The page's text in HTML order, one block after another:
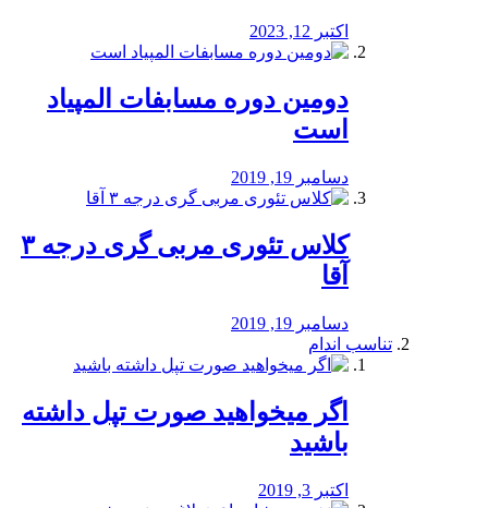
اکتبر 12, 2023
دومین دوره مسابفات المپیاد
است
دسامبر 19, 2019
کلاس تئوری مربی گری درجه ۳
آقا
دسامبر 19, 2019
تناسب اندام
اگر میخواهید صورت تپل داشته
باشید
اکتبر 3, 2019